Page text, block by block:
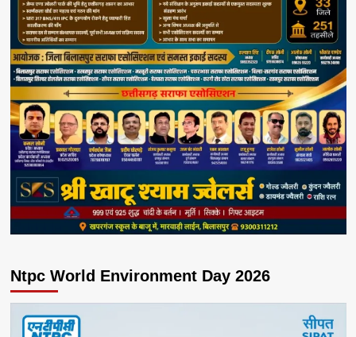
Ntpc World Environment Day 2026